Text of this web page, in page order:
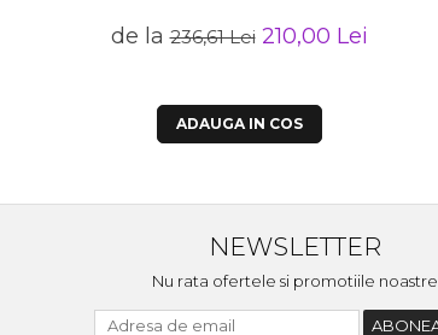
de la236,61 Lei 210,00 Lei
ADAUGA IN COS
NEWSLETTER
Nu rata ofertele si promotiile noastre